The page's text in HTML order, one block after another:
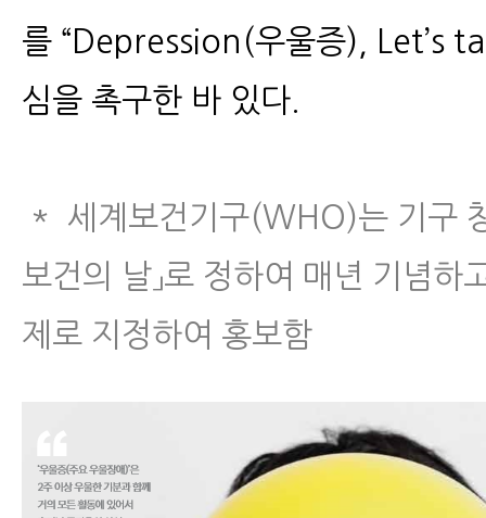
를 “Depression(우울증), Let’s
심을 촉구한 바 있다.
* 세계보건기구(WHO)는 기구
보건의 날」로 정하여 매년 기념
제로 지정하여 홍보함